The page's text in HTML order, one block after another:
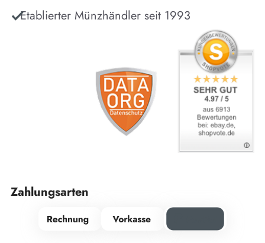
Etablierter Münzhändler seit 1993
Zahlungsarten